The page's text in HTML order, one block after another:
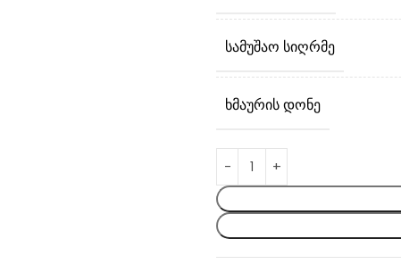
ᲡᲐᲛᲣᲨᲐᲝ ᲡᲘᲦᲠᲛᲔ
ᲮᲛᲐᲣᲠᲘᲡ ᲓᲝᲜᲔ